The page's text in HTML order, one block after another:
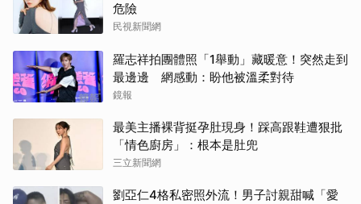
危險
民視新聞網
羅志祥拍團體照「1舉動」藏暖意！突然走到
最邊邊 網感動：盼他被溫柔對待
鏡報
最美主播裸背挺孕肚現身！踩高跟鞋遭狠批
「情色廚房」：根本是肚兜
三立新聞網
劉亞仁4格私密照外流！男子討親甜喊「愛